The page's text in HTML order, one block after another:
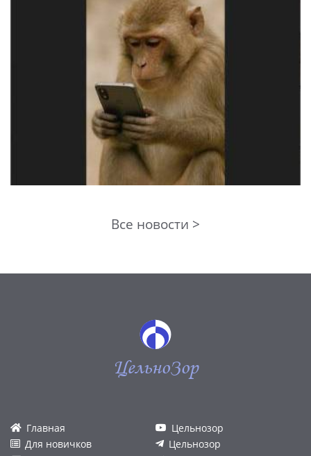
Все новости >
ЦельноЗор
Главная
Для новичков
Цельнозор
Цельнозор